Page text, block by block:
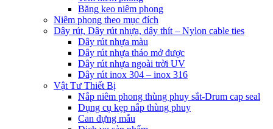
Băng keo niêm phong
Niêm phong theo mục đích
Dây rút, Dây rút nhựa, dây thít – Nylon cable ties
Dây rút nhựa màu
Dây rút nhựa tháo mở được
Dây rút nhựa ngoài trời UV
Dây rút inox 304 – inox 316
Vật Tư Thiết Bị
Nắp niêm phong thùng phuy sắt-Drum cap seal
Dụng cụ kẹp nắp thùng phuy
Can đựng mẫu